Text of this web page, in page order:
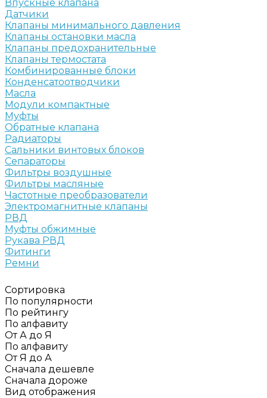
Впускные клапана
Датчики
Клапаны минимального давления
Клапаны остановки масла
Клапаны предохранительные
Клапаны термостата
Комбинированные блоки
Конденсатоотводчики
Масла
Модули компактные
Муфты
Обратные клапана
Радиаторы
Сальники винтовых блоков
Сепараторы
Фильтры воздушные
Фильтры масляные
Частотные преобразователи
Электромагнитные клапаны
РВД
Муфты обжимные
Рукава РВД
Фитинги
Ремни
Сортировка
По популярности
По рейтингу
По алфавиту
От А до Я
По алфавиту
От Я до А
Сначала дешевле
Сначала дороже
Вид отображения